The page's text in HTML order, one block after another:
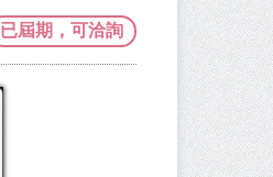
已屆期，可洽詢